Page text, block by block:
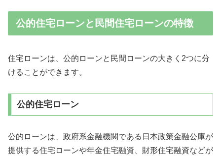
公的住宅ローンと民間住宅ローンの特徴
住宅ローンは、公的ローンと民間ローンの大きく2つに分
けることができます。
公的住宅ローン
公的ローンは、政府系金融機関である日本政策金融公庫が
提供する住宅ローンや年金住宅融資、財形住宅融資などが